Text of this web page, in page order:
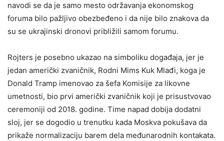
navodi se da je samo mesto održavanja ekonomskog
foruma bilo pažljivo obezbeđeno i da nije bilo znakova da
su se ukrajinski dronovi približili samom forumu.
Rojters je posebno ukazao na simboliku događaja, jer je
jedan američki zvaničnik, Rodni Mims Kuk Mlađi, koga je
Donald Tramp imenovao za šefa Komisije za likovne
umetnosti, bio prvi američki zvaničnik koji je prisustvovao
ceremoniji od 2018. godine. Time napad dobija dodatni
sloj, jer se dogodio u trenutku kada Moskva pokušava da
prikaže normalizaciju barem dela međunarodnih kontakata.